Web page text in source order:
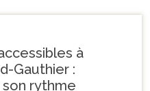
à
Gauthier :
rythme